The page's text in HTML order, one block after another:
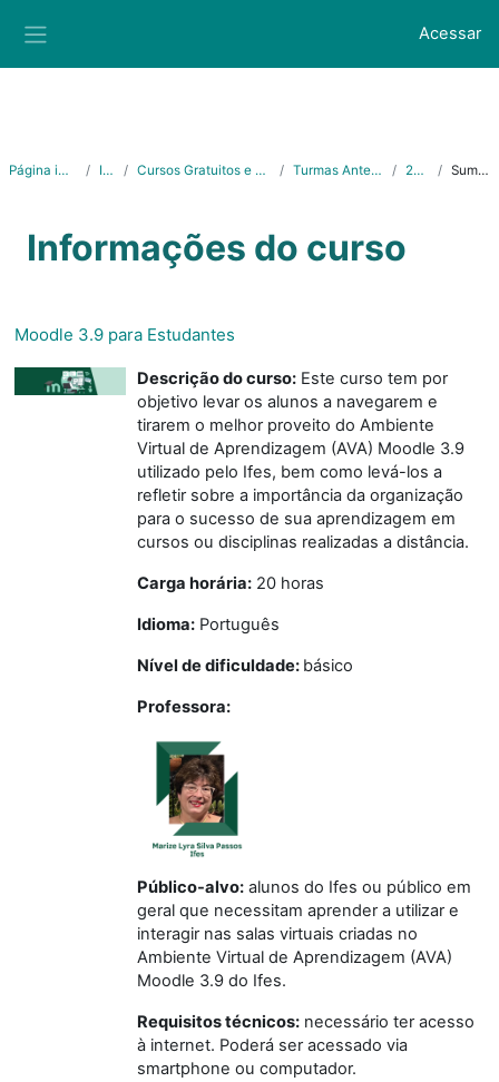
Acessar
Página inicial Ifes Cursos Gratuitos e Abertos Turmas Anteriores 2023 Sumário
Informações do curso
Moodle 3.9 para Estudantes
Descrição do curso: Este curso tem por
objetivo levar os alunos a navegarem e
tirarem o melhor proveito do Ambiente
Virtual de Aprendizagem (AVA) Moodle 3.9
utilizado pelo Ifes, bem como levá-los a
refletir sobre a importância da organização
para o sucesso de sua aprendizagem em
cursos ou disciplinas realizadas a distância.
Carga horária: 20 horas
Idioma: Português
Nível de dificuldade: básico
Professora:
Público-alvo: alunos do Ifes ou público em
geral que necessitam aprender a utilizar e
interagir nas salas virtuais criadas no
Ambiente Virtual de Aprendizagem (AVA)
Moodle 3.9 do Ifes.
Requisitos técnicos: necessário ter acesso
à internet. Poderá ser acessado via
smartphone ou computador.